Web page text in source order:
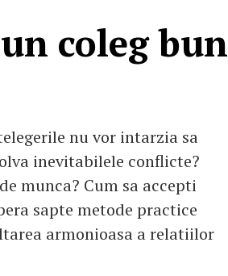
coleg bun
nu vor intarzia sa
inevitabilele conflicte?
munca? Cum sa accepti
sapte metode practice
armonioasa a relatiilor